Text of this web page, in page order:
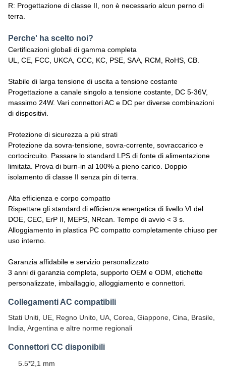
R: Progettazione di classe II, non è necessario alcun perno di
terra.
Perche' ha scelto noi?
Certificazioni globali di gamma completa
UL, CE, FCC, UKCA, CCC, KC, PSE, SAA, RCM, RoHS, CB.
Stabile di larga tensione di uscita a tensione costante
Progettazione a canale singolo a tensione costante, DC 5-36V,
massimo 24W. Vari connettori AC e DC per diverse combinazioni
di dispositivi.
Protezione di sicurezza a più strati
Protezione da sovra-tensione, sovra-corrente, sovraccarico e
cortocircuito. Passare lo standard LPS di fonte di alimentazione
limitata. Prova di burn-in al 100% a pieno carico. Doppio
isolamento di classe II senza pin di terra.
Alta efficienza e corpo compatto
Rispettare gli standard di efficienza energetica di livello VI del
DOE, CEC, ErP II, MEPS, NRcan. Tempo di avvio < 3 s.
Alloggiamento in plastica PC compatto completamente chiuso per
uso interno.
Garanzia affidabile e servizio personalizzato
3 anni di garanzia completa, supporto OEM e ODM, etichette
personalizzate, imballaggio, alloggiamento e connettori.
Collegamenti AC compatibili
Stati Uniti, UE, Regno Unito, UA, Corea, Giappone, Cina, Brasile,
India, Argentina e altre norme regionali
Connettori CC disponibili
5.5*2,1 mm